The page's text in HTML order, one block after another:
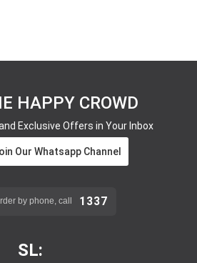
HAPPY CROWD
Exclusive Offers in Your Inbox
Our Whatsapp Channel
by phone, call 1337
SL: